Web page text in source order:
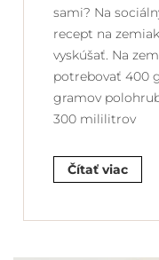
sami? Na
recept na
vyskúšať. Na
potrebovať 400
gramov
300 mililitrov
Čítať viac